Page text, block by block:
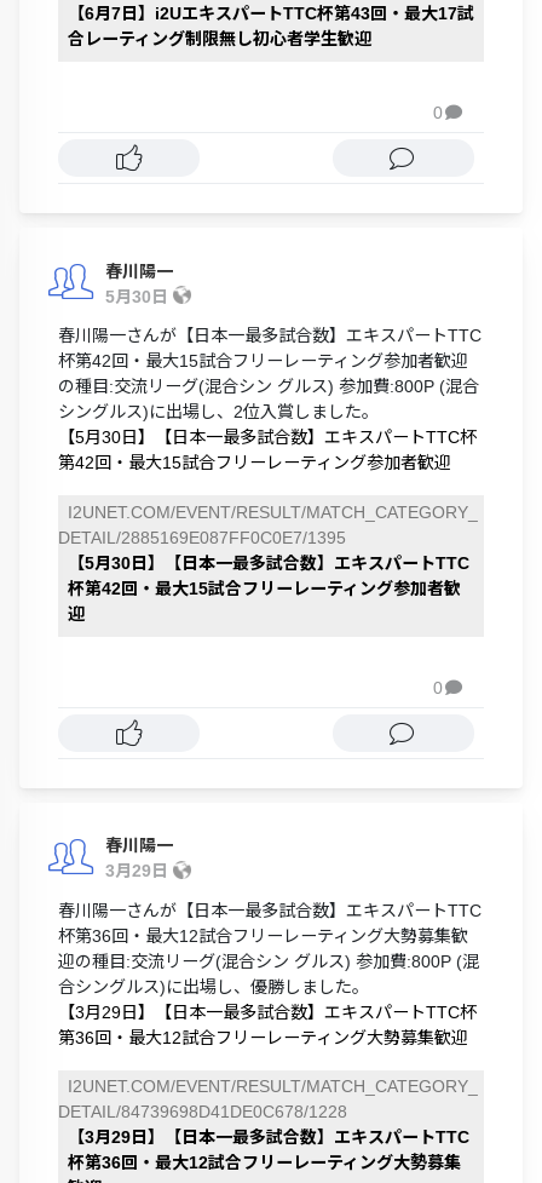
【6月7日】i2UエキスパートTTC杯第43回・最大17試
合レーティング制限無し初心者学生歓迎
0
春川陽一
5月30日
春川陽一さんが【日本一最多試合数】エキスパートTTC
杯第42回・最大15試合フリーレーティング参加者歓迎
の種目:交流リーグ(混合シン グルス) 参加費:800P (混合
シングルス)に出場し、2位入賞しました。
【5月30日】【日本一最多試合数】エキスパートTTC杯
第42回・最大15試合フリーレーティング参加者歓迎
I2UNET.COM/EVENT/RESULT/MATCH_CATEGORY_
DETAIL/2885169E087FF0C0E7/1395
【5月30日】【日本一最多試合数】エキスパートTTC
杯第42回・最大15試合フリーレーティング参加者歓
迎
0
春川陽一
3月29日
春川陽一さんが【日本一最多試合数】エキスパートTTC
杯第36回・最大12試合フリーレーティング大勢募集歓
迎の種目:交流リーグ(混合シン グルス) 参加費:800P (混
合シングルス)に出場し、優勝しました。
【3月29日】【日本一最多試合数】エキスパートTTC杯
第36回・最大12試合フリーレーティング大勢募集歓迎
I2UNET.COM/EVENT/RESULT/MATCH_CATEGORY_
DETAIL/84739698D41DE0C678/1228
【3月29日】【日本一最多試合数】エキスパートTTC
杯第36回・最大12試合フリーレーティング大勢募集